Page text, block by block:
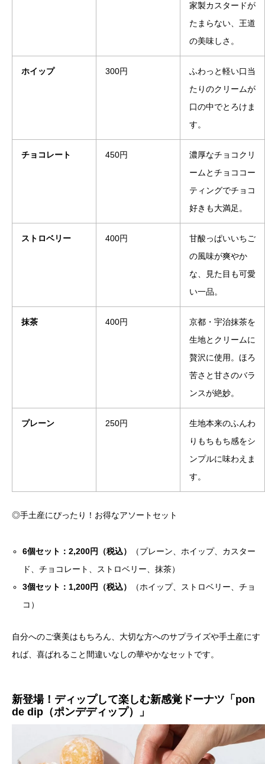
家製カスタードが
たまらない、王道
の美味しさ。
ホイップ 300円
ふわっと軽い口当
たりのクリームが
口の中でとろけま
す。
チョコレート 450円
濃厚なチョコクリ
ームとチョココー
ティングでチョコ
好きも大満足。
ストロベリー 400円
甘酸っぱいいちご
の風味が爽やか
な、見た目も可愛
い一品。
抹茶 400円
京都・宇治抹茶を
生地とクリームに
贅沢に使用。ほろ
苦さと甘さのバラ
ンスが絶妙。
プレーン 250円
生地本来のふんわ
りもちもち感をシ
ンプルに味わえま
す。
◎手土産にぴったり！お得なアソートセット
6個セット：2,200円（税込）
（プレーン、ホイップ、カスター
ド、チョコレート、ストロベリー、抹茶）
3個セット：1,200円（税込）
（ホイップ、ストロベリー、チョ
コ）
自分へのご褒美はもちろん、大切な方へのサプライズや手土産にす
れば、喜ばれること間違いなしの華やかなセットです。
新登場！ディップして楽しむ新感覚ドーナツ「pon
de dip（ポンデディップ）」